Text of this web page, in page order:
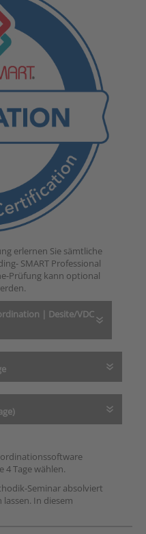
erlernen Sie sämtliche
SMART Professional
Prüfung kann optional
| Desite/VDC
4 Tage wählen.
Seminar absolviert
In diesem